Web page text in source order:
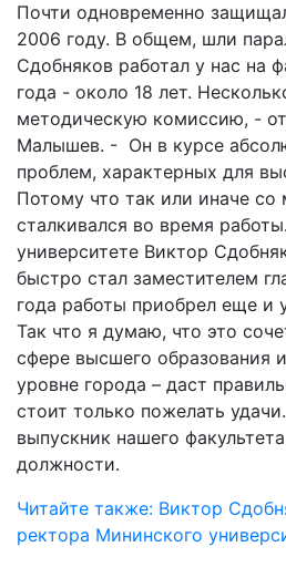
Почти одновременно
2006 году. В общем, шли
Сдобняков работал у нас на
года - около 18 лет.
методическую комиссию, -
Малышев. - Он в курсе
проблем, характерных для
Потому что так или иначе
сталкивался во время
университете Виктор
быстро стал заместителем
года работы приобрел еще и
Так что я думаю, что это
сфере высшего образования
уровне города – даст
стоит только пожелать
выпускник нашего
должности.
Читайте также: Виктор
ректора Мининского